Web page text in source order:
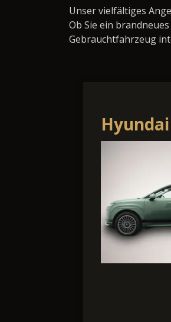
Unser vielfältiges
Ob Sie ein
Gebrauchtfahrzeug
Lounge
AWD /
+.